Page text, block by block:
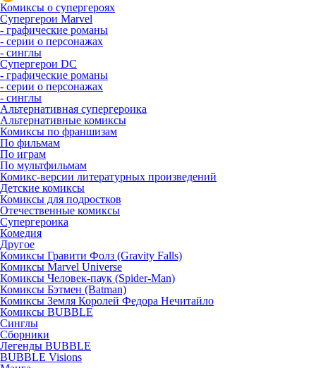
Комиксы о супергероях
Супергерои Marvel
- графические романы
- серии о персонажах
- синглы
Супергерои DC
- графические романы
- серии о персонажах
- синглы
Альтернативная супергероика
Альтернативные комиксы
Комиксы по франшизам
По фильмам
По играм
По мультфильмам
Комикс-версии литературных произведений
Детские комиксы
Комиксы для подростков
Отечественные комиксы
Супергероика
Комедия
Другое
Комиксы Гравити Фолз (Gravity Falls)
Комиксы Marvel Universe
Комиксы Человек-паук (Spider-Man)
Комиксы Бэтмен (Batman)
Комиксы Земля Королей Федора Нечитайло
Комиксы BUBBLE
Синглы
Сборники
Легенды BUBBLE
BUBBLE Visions